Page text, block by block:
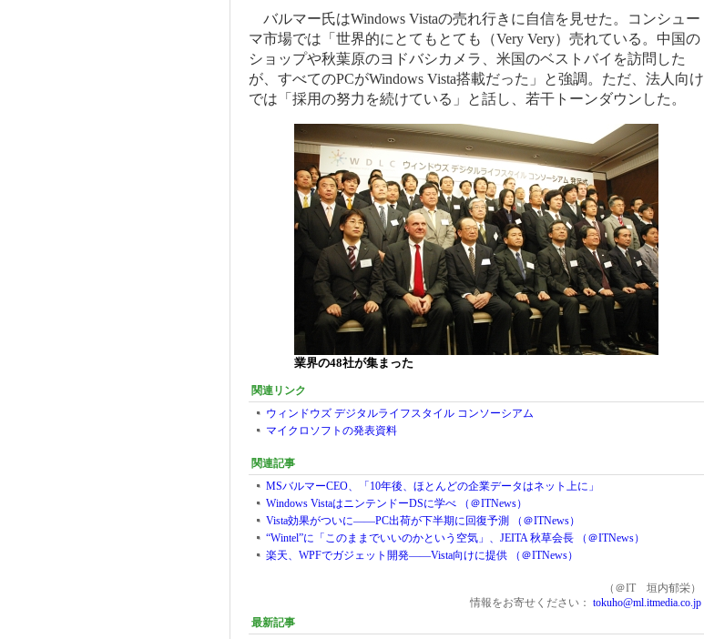
バルマー氏はWindows Vistaの売れ行きに自信を見せた。コンシュー
マ市場では「世界的にとてもとても（Very Very）売れている。中国の
ショップや秋葉原のヨドバシカメラ、米国のベストバイを訪問した
が、すべてのPCがWindows Vista搭載だった」と強調。ただ、法人向け
では「採用の努力を続けている」と話し、若干トーンダウンした。
業界の48社が集まった
関連リンク
ウィンドウズ デジタルライフスタイル コンソーシアム
マイクロソフトの発表資料
関連記事
MSバルマーCEO、「10年後、ほとんどの企業データはネット上に」
Windows VistaはニンテンドーDSに学べ （＠ITNews）
Vista効果がついに――PC出荷が下半期に回復予測 （＠ITNews）
“Wintel”に「このままでいいのかという空気」、JEITA 秋草会長 （＠ITNews）
楽天、WPFでガジェット開発――Vista向けに提供 （＠ITNews）
（＠IT 垣内郁栄）
情報をお寄せください： tokuho@ml.itmedia.co.jp
最新記事